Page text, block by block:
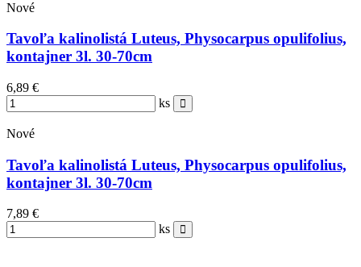
Nové
Tavoľa kalinolistá Luteus, Physocarpus opulifolius,
kontajner 3l. 30-70cm
6,89 €
ks
Nové
Tavoľa kalinolistá Luteus, Physocarpus opulifolius,
kontajner 3l. 30-70cm
7,89 €
ks